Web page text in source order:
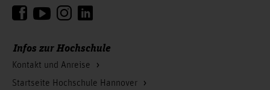
Infos zur Hochschule
Kontakt und Anreise
Startseite Hochschule Hannover